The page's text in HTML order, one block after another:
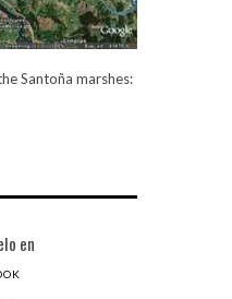
Santoña marshes:
en